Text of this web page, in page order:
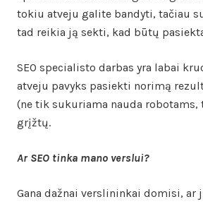
tokiu atveju galite bandyti, tačiau
tad reikia ją sekti, kad būtų
SEO specialisto darbas yra labai
atveju pavyks pasiekti norimą
(ne tik sukuriama nauda
grįžtų.
Ar SEO tinka mano verslui?
Gana dažnai verslininkai domisi,